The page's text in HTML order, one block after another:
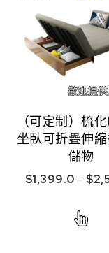
（可定制）梳
坐臥可折疊伸
儲物
$1,399.0 – $